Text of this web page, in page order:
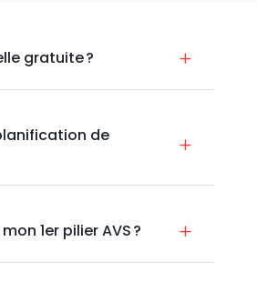
gratuite ?
de
1er pilier AVS ?